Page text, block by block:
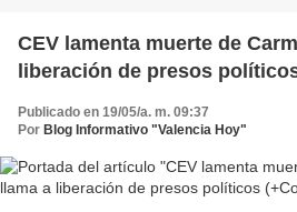
CEV lamenta muerte de
liberación de presos
Publicado en 19/05/a. m. 09:37
Por Blog Informativo "Valencia Hoy"